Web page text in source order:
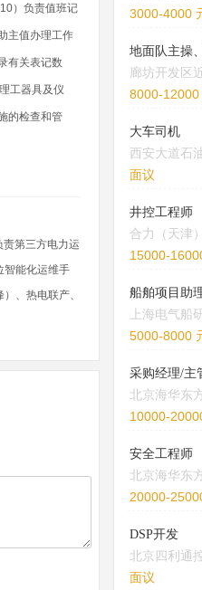
）负责值班记
主值办理工作
有关表记数
工器具及仪
的检查和管
第三方电力运
智能化运维手
、热电联产、
3000-4000
地面队主操
廊坊开发区
8000-12000
大车司机
西安大道石
面议
井控工程师
合力（天津
15000-
船舶项目助
上海电气船
5000-8000
采购经理/主
北京海华东
10000-
安全工程师
北京海华东
20000-
DSP开发
北京四利通
面议